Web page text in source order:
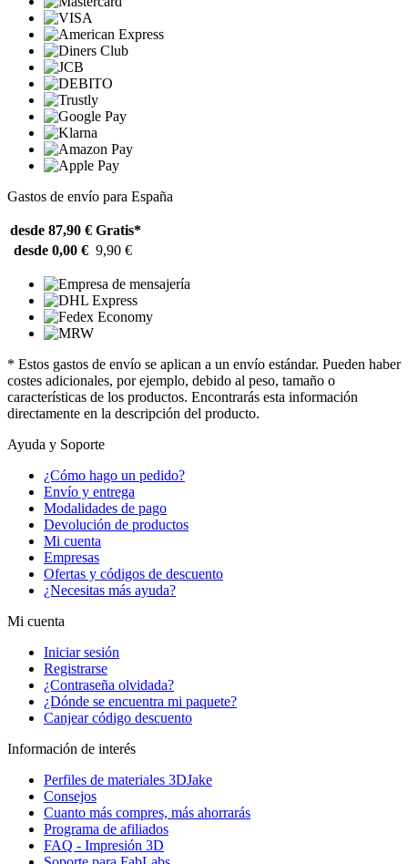
Gastos de envío para España
desde 87,90 € Gratis*
desde 0,00 € 9,90 €
* Estos gastos de envío se aplican a un envío estándar. Pueden haber
costes adicionales, por ejemplo, debido al peso, tamaño o
características de los productos. Encontrarás esta información
directamente en la descripción del producto.
Ayuda y Soporte
¿Cómo hago un pedido?
Envío y entrega
Modalidades de pago
Devolución de productos
Mi cuenta
Empresas
Ofertas y códigos de descuento
¿Necesitas más ayuda?
Mi cuenta
Iniciar sesión
Registrarse
¿Contraseña olvidada?
¿Dónde se encuentra mi paquete?
Canjear código descuento
Información de interés
Perfiles de materiales 3DJake
Consejos
Cuanto más compres, más ahorrarás
Programa de afiliados
FAQ - Impresión 3D